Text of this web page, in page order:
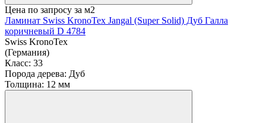
Цена по запросу за м2
Ламинат Swiss KronoTex Jangal (Super Solid) Дуб Галла
коричневый D 4784
Swiss KronoTex
(Германия)
Класс: 33
Порода дерева: Дуб
Толщина: 12 мм